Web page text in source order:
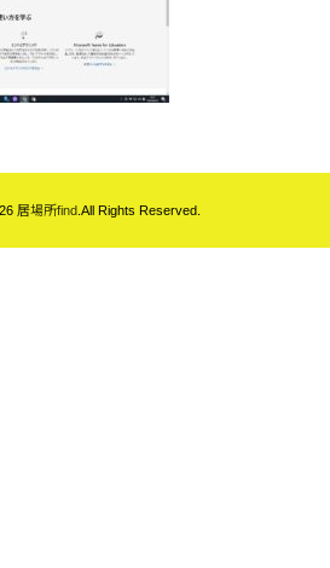
居場所find.All Rights Reserved.